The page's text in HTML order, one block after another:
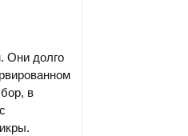
Они долго
в